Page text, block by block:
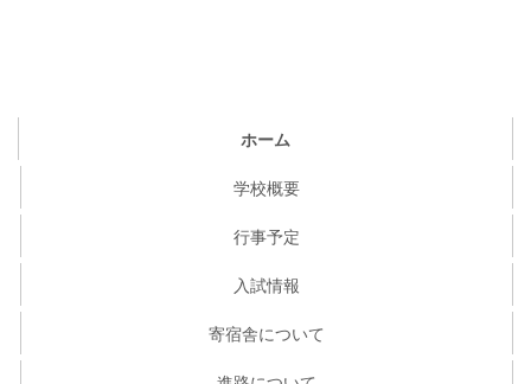
ホーム
学校概要
行事予定
入試情報
寄宿舎について